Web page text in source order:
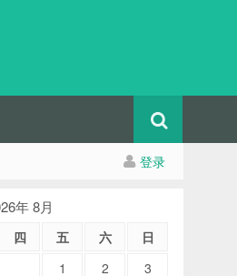
登录
年 8月
四 五 六
日
1
2
3